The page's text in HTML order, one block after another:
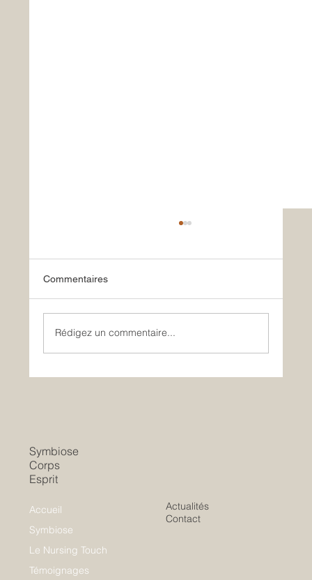
Commentaires
Rédigez un commentaire...
Symbiose
Corps
Esprit
Accueil
Symbiose
Le Nursing Touch
Témoignages
Actualités
Contact